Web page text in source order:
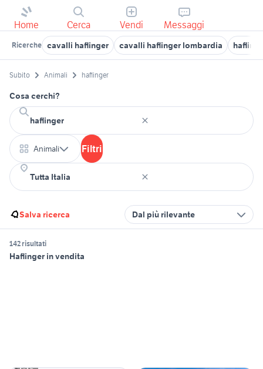
Home Cerca Vendi Messaggi
Ricerche cavalli haflinger cavalli haflinger lombardia
Subito Animali haflinger
Cosa cerchi?
Animali Filtri
Salva ricerca Dal più rilevante
142 risultati
Haflinger in vendita